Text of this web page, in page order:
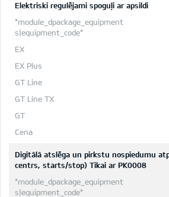
Elektriski regulējami spoguļi ar apsildi
Digitālā atslēga un pirkstu nospiedumu
centrs, starts/stop) Tikai ar PK0008